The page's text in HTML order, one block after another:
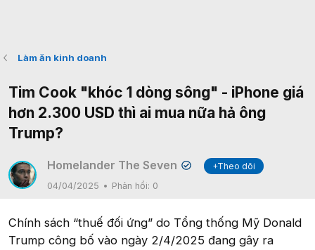
Làm ăn kinh doanh
Tim Cook "khóc 1 dòng sông" - iPhone giá
hơn 2.300 USD thì ai mua nữa hả ông
Trump?
Homelander The Seven ✔
+Theo dõi
04/04/2025
Phản hồi: 0
Chính sách “thuế đối ứng” do Tổng thống Mỹ Donald
Trump công bố vào ngày 2/4/2025 đang gây ra